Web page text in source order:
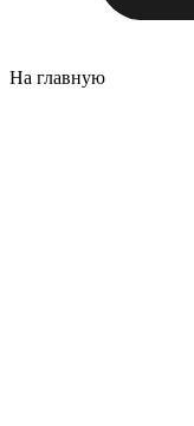
На главную